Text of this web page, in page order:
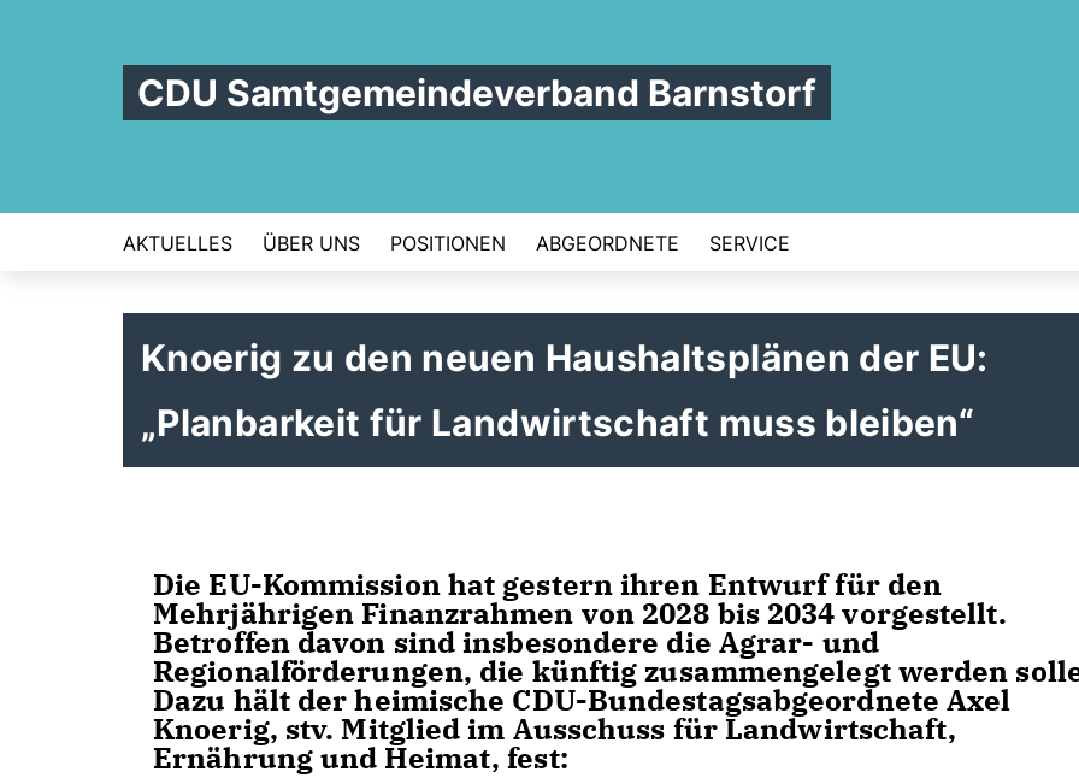
CDU Samtgemeindeverband Barnstorf
AKTUELLES ÜBER UNS POSITIONEN ABGEORDNETE SERVICE
Knoerig zu den neuen Haushaltsplänen der EU:
Planbarkeit für Landwirtschaft muss bleiben“
Die EU-Kommission hat gestern ihren Entwurf für den
Mehrjährigen Finanzrahmen von 2028 bis 2034 vorgestellt.
Betroffen davon sind insbesondere die Agrar- und
Regionalförderungen, die künftig zusammengelegt werden
Dazu hält der heimische CDU-Bundestagsabgeordnete Axel
Knoerig, stv. Mitglied im Ausschuss für Landwirtschaft,
Ernährung und Heimat, fest: